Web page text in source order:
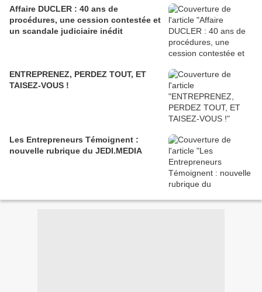
Affaire DUCLER : 40 ans de
procédures, une cession contestée et
un scandale judiciaire inédit
ENTREPRENEZ, PERDEZ TOUT, ET
TAISEZ-VOUS !
Les Entrepreneurs Témoignent :
nouvelle rubrique du JEDI.MEDIA